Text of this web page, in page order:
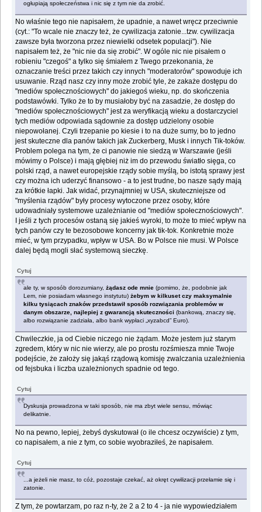
ogłupiają społeczeństwa i nic się z tym nie da zrobić.
No właśnie tego nie napisałem, że upadnie, a nawet wręcz przeciwnie
(cyt.: "To wcale nie znaczy też, że cywilizacja zatonie...tzw. cywilizacja
zawsze była tworzona przez niewielki odsetek populacji"). Nie
napisałem też, że "nic nie da się zrobić". W ogóle nic nie pisałem o
robieniu "czegoś" a tylko się śmiałem z Twego przekonania, że
oznaczanie treści przez takich czy innych "moderatorów" spowoduje ich
usuwanie. Rząd nasz czy inny może zrobić tyle, że zakaże dostępu do
"mediów społecznościowych" do jakiegoś wieku, np. do skończenia
podstawówki. Tylko że to by musiałoby być na zasadzie, że dostęp do
"mediów społecznościowych" jest za weryfikacją wieku a dostarczyciel
tych mediów odpowiada sądownie za dostęp udzielony osobie
niepowołanej. Czyli trzepanie po kiesie i to na duże sumy, bo to jedno
jest skuteczne dla panów takich jak Zuckerberg, Musk i innych Tik-toków.
Problem polega na tym, że ci panowie nie siedzą w Warszawie (jeśli
mówimy o Polsce) i mają głębiej niż im do przewodu światło sięga, co
polski rząd, a nawet europejskie rządy sobie myślą, bo istotą sprawy jest
czy można ich uderzyć finansowo - a to jest trudne, bo nasze sądy mają
za krótkie łapki. Jak widać, przynajmniej w USA, skuteczniejsze od
"myślenia rządów" były procesy wytoczone przez osoby, które
udowadniały systemowe uzależnianie od "mediów społecznościowych".
I jeśli z tych procesów ostaną się jakieś wyroki, to może to mieć wpływ na
tych panów czy te bezosobowe koncerny jak tik-tok. Konkretnie może
mieć, w tym przypadku, wpływ w USA. Bo w Polsce nie musi. W Polsce
dalej będą mogli słać systemową sieczkę.
Cytuj
ale ty, w sposób dorozumiany,żądasz ode mnie(pomimo, że, podobnie jak
Lem, nie posiadam własnego instytutu)żebym w kilkuset czy maksymalnie
kilku tysiącach znaków przedstawił sposób rozwiązania problemów w
danym obszarze, najlepiej z gwarancją skuteczności (bankową, znaczy się,
albo rozwiązanie zadziała, albo bank wypłaci „xyzabcd” Euro).
Chwileczkie, ja od Ciebie niczego nie żądam. Może jestem już starym
zgredem, który w nic nie wierzy, ale po prostu rozśmiesza mnie Twoje
podejście, że założy się jakąś rządową komisję zwalczania uzależnienia
od fejsbuka i liczba uzależnionych spadnie od tego.
Cytuj
Dyskusja prowadzona w taki sposób, nie ma zbyt wiele sensu, mówiąc
delikatnie.
No na pewno, lepiej, żebyś dyskutował (o ile chcesz oczywiście) z tym,
co napisałem, a nie z tym, co sobie wyobraziłeś, że napisałem.
Cytuj
...a jeżeli nie masz, to cóż, pozostaje czekać, aż okręt cywilizacji przełamie się i
zatonie.
Z tym, że powtarzam, po raz n-ty, że 2 a 2 to 4 - ja nie wypowiedziałem